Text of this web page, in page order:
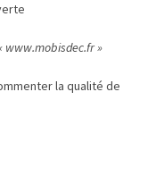
www.mobisdec.fr »
la qualité de